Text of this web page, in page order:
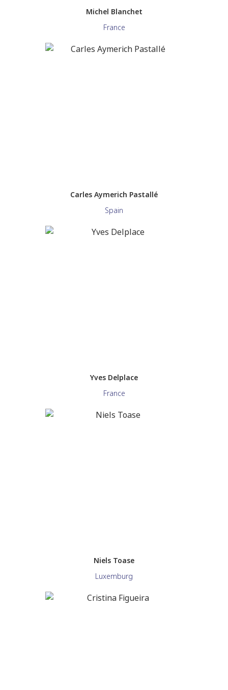
Michel Blanchet
France
Carles Aymerich Pastallé
Spain
Yves Delplace
France
Niels Toase
Luxemburg